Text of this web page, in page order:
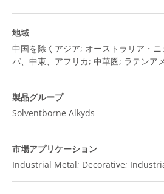
地域
中国を除くアジア; オーストラリア・
パ、中東、アフリカ; 中華圏; ラテンア
製品グループ
Solventborne Alkyds
市場アプリケーション
Industrial Metal; Decorative;